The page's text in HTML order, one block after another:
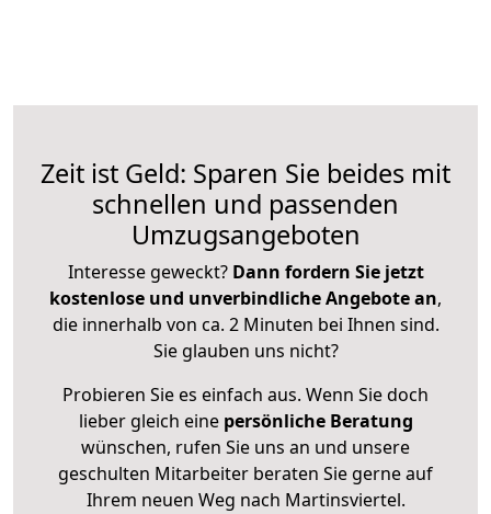
Zeit ist Geld: Sparen Sie beides mit
schnellen und passenden
Umzugsangeboten
Interesse geweckt? Dann fordern Sie jetzt
kostenlose und unverbindliche Angebote an,
die innerhalb von ca. 2 Minuten bei Ihnen sind.
Sie glauben uns nicht?
Probieren Sie es einfach aus. Wenn Sie doch
lieber gleich eine persönliche Beratung
wünschen, rufen Sie uns an und unsere
geschulten Mitarbeiter beraten Sie gerne auf
Ihrem neuen Weg nach Martinsviertel.